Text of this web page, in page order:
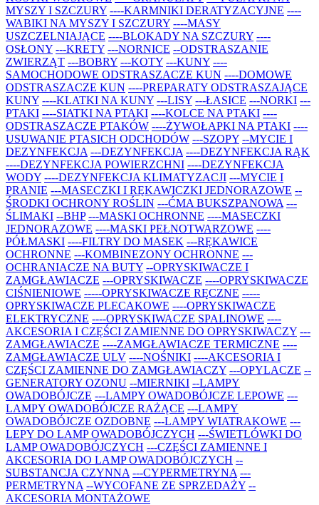
MYSZY I SZCZURY ----KARMNIKI DERATYZACYJNE ----
WABIKI NA MYSZY I SZCZURY ----MASY
USZCZELNIAJĄCE ----BLOKADY NA SZCZURY ----
OSŁONY ---KRETY ---NORNICE --ODSTRASZANIE
ZWIERZĄT ---BOBRY ---KOTY ---KUNY ----
SAMOCHODOWE ODSTRASZACZE KUN ----DOMOWE
ODSTRASZACZE KUN ----PREPARATY ODSTRASZAJĄCE
KUNY ----KLATKI NA KUNY ---LISY ---ŁASICE ---NORKI ---
PTAKI ----SIATKI NA PTAKI ----KOLCE NA PTAKI ----
ODSTRASZACZE PTAKÓW ----ŻYWOŁAPKI NA PTAKI ----
USUWANIE PTASICH ODCHODÓW ---SZOPY --MYCIE I
DEZYNFEKCJA ---DEZYNFEKCJA ----DEZYNFEKCJA RĄK
----DEZYNFEKCJA POWIERZCHNI ----DEZYNFEKCJA
WODY ----DEZYNFEKCJA KLIMATYZACJI ---MYCIE I
PRANIE ---MASECZKI I RĘKAWICZKI JEDNORAZOWE --
ŚRODKI OCHRONY ROŚLIN ---ĆMA BUKSZPANOWA ---
ŚLIMAKI --BHP ---MASKI OCHRONNE ----MASECZKI
JEDNORAZOWE ----MASKI PEŁNOTWARZOWE ----
PÓŁMASKI ----FILTRY DO MASEK ---RĘKAWICE
OCHRONNE ---KOMBINEZONY OCHRONNE ---
OCHRANIACZE NA BUTY --OPRYSKIWACZE I
ZAMGŁAWIACZE ---OPRYSKIWACZE ----OPRYSKIWACZE
CIŚNIENIOWE -----OPRYSKIWACZE RĘCZNE -----
OPRYSKIWACZE PLECAKOWE ----OPRYSKIWACZE
ELEKTRYCZNE ----OPRYSKIWACZE SPALINOWE ----
AKCESORIA I CZĘŚCI ZAMIENNE DO OPRYSKIWACZY ---
ZAMGŁAWIACZE ----ZAMGŁAWIACZE TERMICZNE ----
ZAMGŁAWIACZE ULV ----NOŚNIKI ----AKCESORIA I
CZĘŚCI ZAMIENNE DO ZAMGŁAWIACZY ---OPYLACZE --
GENERATORY OZONU --MIERNIKI --LAMPY
OWADOBÓJCZE ---LAMPY OWADOBÓJCZE LEPOWE ---
LAMPY OWADOBÓJCZE RAŻĄCE ---LAMPY
OWADOBÓJCZE OZDOBNE ---LAMPY WIATRAKOWE ---
LEPY DO LAMP OWADOBÓJCZYCH ---ŚWIETLÓWKI DO
LAMP OWADOBÓJCZYCH ---CZĘŚCI ZAMIENNE I
AKCESORIA DO LAMP OWADOBÓJCZYCH --
SUBSTANCJA CZYNNA ---CYPERMETRYNA ---
PERMETRYNA --WYCOFANE ZE SPRZEDAŻY --
AKCESORIA MONTAŻOWE